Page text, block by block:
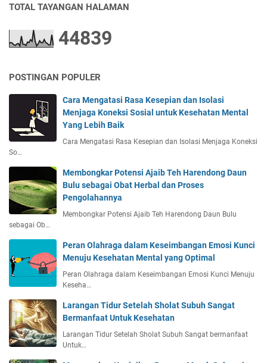
i
k
n
u
k
s
h
a
a
TOTAL TAYANGAN HALAMAN
44839
POSTINGAN POPULER
Cara Mengatasi Rasa Kesepian dan Isolasi
Menjaga Koneksi Sosial untuk Kesehatan Mental
Yang Lebih Baik
Cara Mengatasi Rasa Kesepian dan Isolasi Menjaga Koneksi
So…
Membongkar Potensi Ajaib Teh Harendong Daun
Bulu sebagai Obat Herbal dan Proses
Pengolahannya
Membongkar Potensi Ajaib Teh Harendong Daun Bulu
sebagai Ob…
Peran Olahraga dalam Keseimbangan Emosi Kunci
Menuju Kesehatan Mental yang Optimal
Peran Olahraga dalam Keseimbangan Emosi Kunci Menuju
Keseha…
Larangan Tidur Setelah Sholat Subuh Sangat
Bermanfaat Untuk Kesehatan
Larangan Tidur Setelah Sholat Subuh Sangat bermanfaat
Untuk…